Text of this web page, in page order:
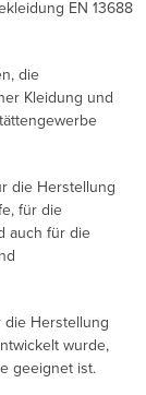
EN 13688
die
Kleidung und
die Herstellung
für die
auch für die
die Herstellung
wurde,
geeignet ist.